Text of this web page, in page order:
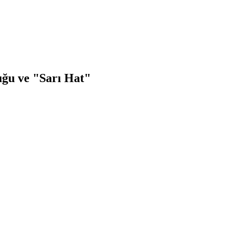
ve "Sarı Hat"